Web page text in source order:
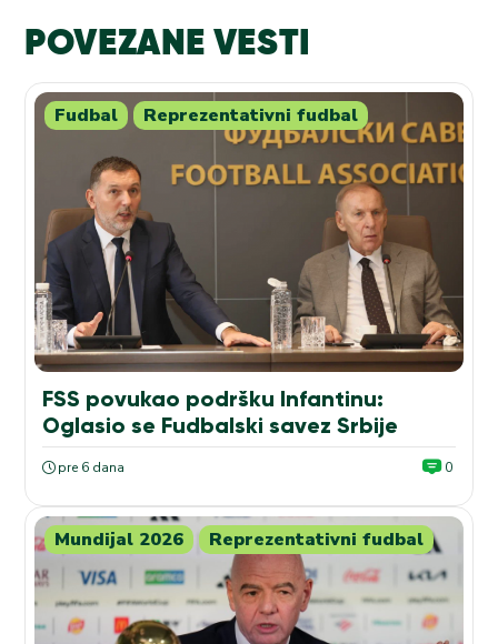
POVEZANE VESTI
Fudbal Reprezentativni fudbal
FSS povukao podršku Infantinu:
Oglasio se Fudbalski savez Srbije
pre 6 dana 0
Mundijal 2026 Reprezentativni fudbal